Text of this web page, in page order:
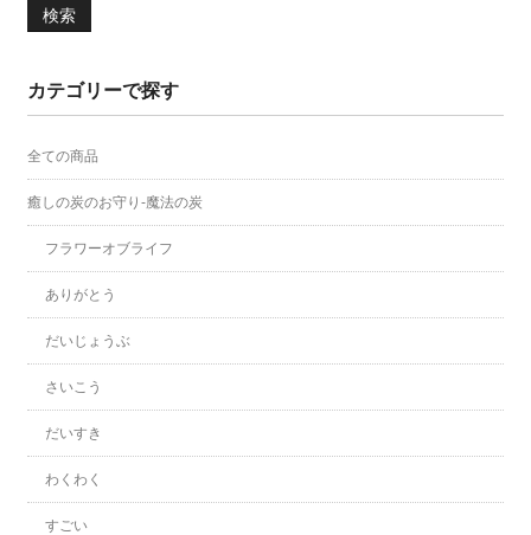
検索
カテゴリーで探す
全ての商品
癒しの炭のお守り-魔法の炭
フラワーオブライフ
ありがとう
だいじょうぶ
さいこう
だいすき
わくわく
すごい